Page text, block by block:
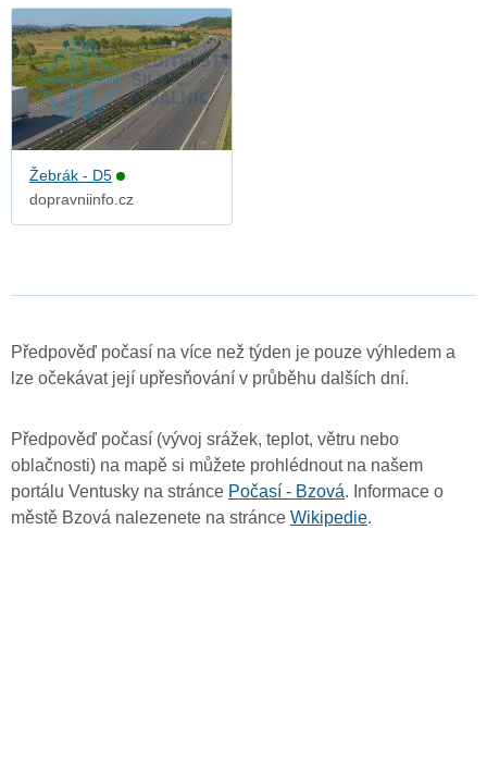
Žebrák - D5
dopravniinfo.cz
Předpověď počasí na více než týden je pouze výhledem a
lze očekávat její upřesňování v průběhu dalších dní.
Předpověď počasí (vývoj srážek, teplot, větru nebo
oblačnosti) na mapě si můžete prohlédnout na našem
portálu Ventusky na stránce Počasí - Bzová. Informace o
městě Bzová nalezenete na stránce Wikipedie.